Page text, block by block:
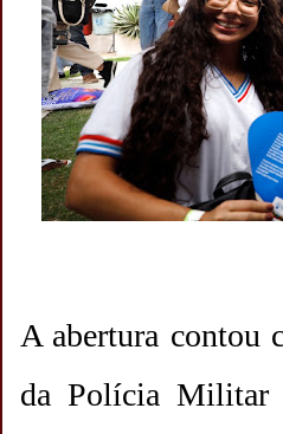
A abertura contou
da Polícia Militar